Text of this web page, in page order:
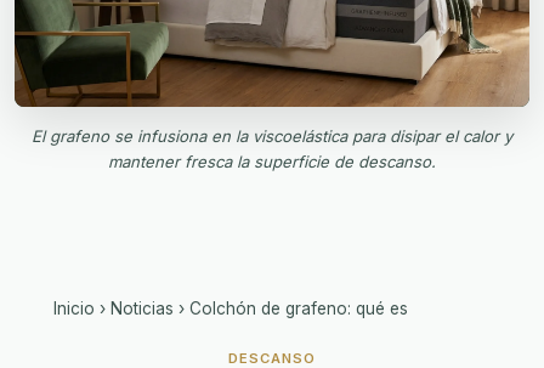
El grafeno se infusiona en la viscoelástica para disipar el calor y
mantener fresca la superficie de descanso.
Inicio › Noticias › Colchón de grafeno: qué es
DESCANSO